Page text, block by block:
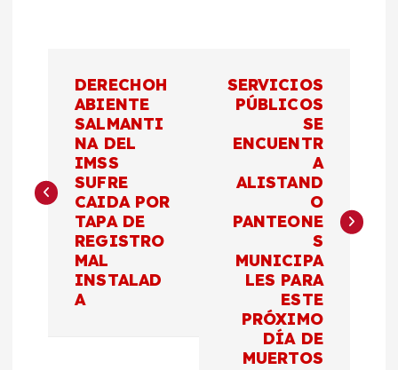
e
DERECHOH
ABIENTE
SALMANTI
NA DEL
IMSS
SUFRE
CAIDA POR
TAPA DE
REGISTRO
MAL
INSTALAD
A
SERVICIOS
PÚBLICOS
SE
ENCUENTR
A
ALISTAND
O
PANTEONE
S
MUNICIPA
LES PARA
ESTE
PRÓXIMO
DÍA DE
MUERTOS